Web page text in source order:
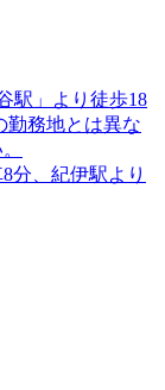
駅」より徒歩18
務地とは異な
分、紀伊駅より